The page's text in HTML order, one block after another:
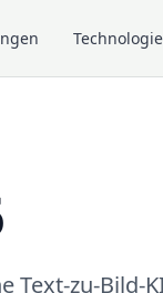
Technologie
Text-zu-Bild-